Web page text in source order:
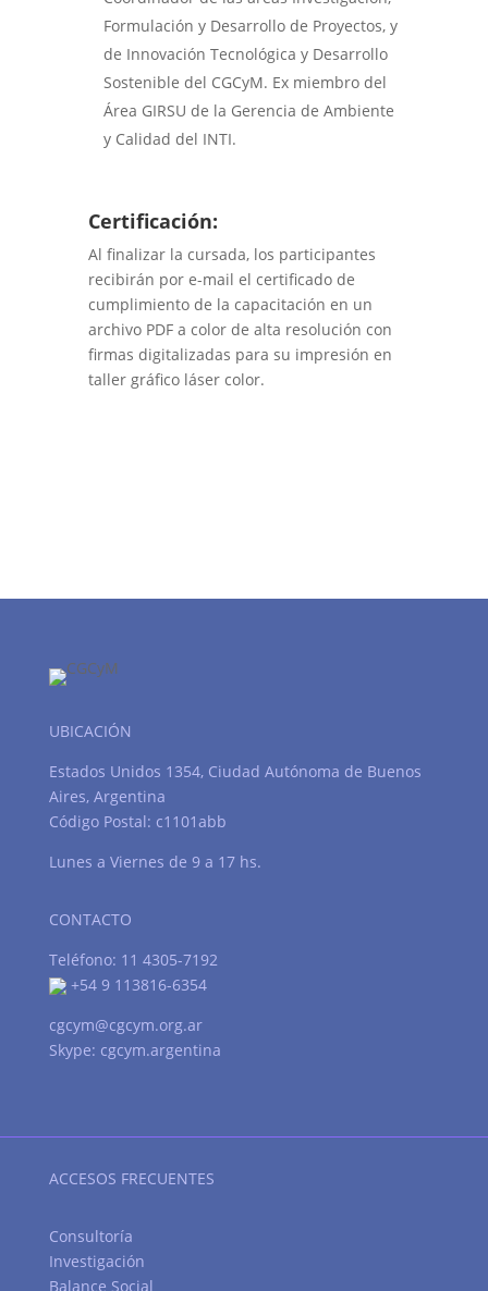
Formulación y Desarrollo de Proyectos, y
de Innovación Tecnológica y Desarrollo
Sostenible del CGCyM. Ex miembro del
Área GIRSU de la Gerencia de Ambiente
y Calidad del INTI.
Certificación:
Al finalizar la cursada, los participantes
recibirán por e-mail el certificado de
cumplimiento de la capacitación en un
archivo PDF a color de alta resolución con
firmas digitalizadas para su impresión en
taller gráfico láser color.
UBICACIÓN
Estados Unidos 1354, Ciudad Autónoma de Buenos
Aires, Argentina
Código Postal: c1101abb
Lunes a Viernes de 9 a 17 hs.
CONTACTO
Teléfono: 11 4305-7192
+54 9 113816-6354
cgcym@cgcym.org.ar
Skype: cgcym.argentina
ACCESOS FRECUENTES
Consultoría
Investigación
Balance Social